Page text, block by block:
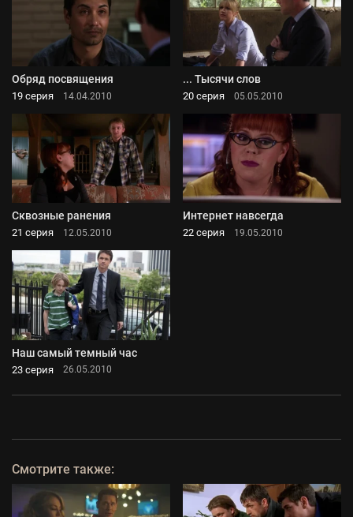
Обряд посвящения
19 серия 14.04.2010
... Тысячи слов
20 серия 05.05.2010
Сквозные ранения
21 серия 12.05.2010
Интернет навсегда
22 серия 19.05.2010
Наш самый темный час
23 серия 26.05.2010
Смотрите также: